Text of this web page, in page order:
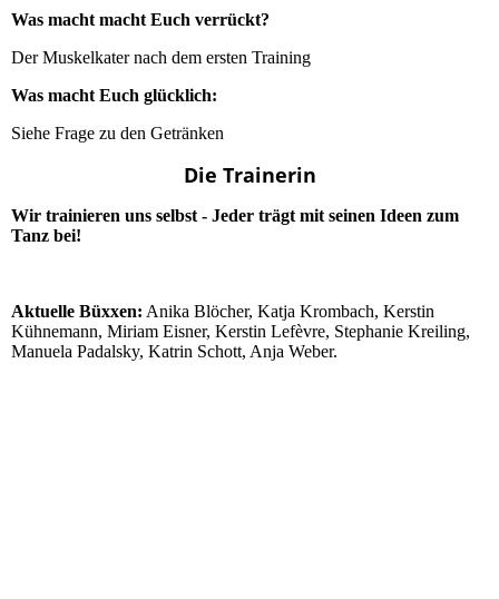
Was macht macht Euch verrückt?
Der Muskelkater nach dem ersten Training
Was macht Euch glücklich:
Siehe Frage zu den Getränken
Die Trainerin
Wir trainieren uns selbst - Jeder trägt mit seinen Ideen zum
Tanz bei!
Aktuelle Büxxen: Anika Blöcher, Katja Krombach, Kerstin
Kühnemann, Miriam Eisner, Kerstin Lefèvre, Stephanie Kreiling,
Manuela Padalsky, Katrin Schott, Anja Weber.